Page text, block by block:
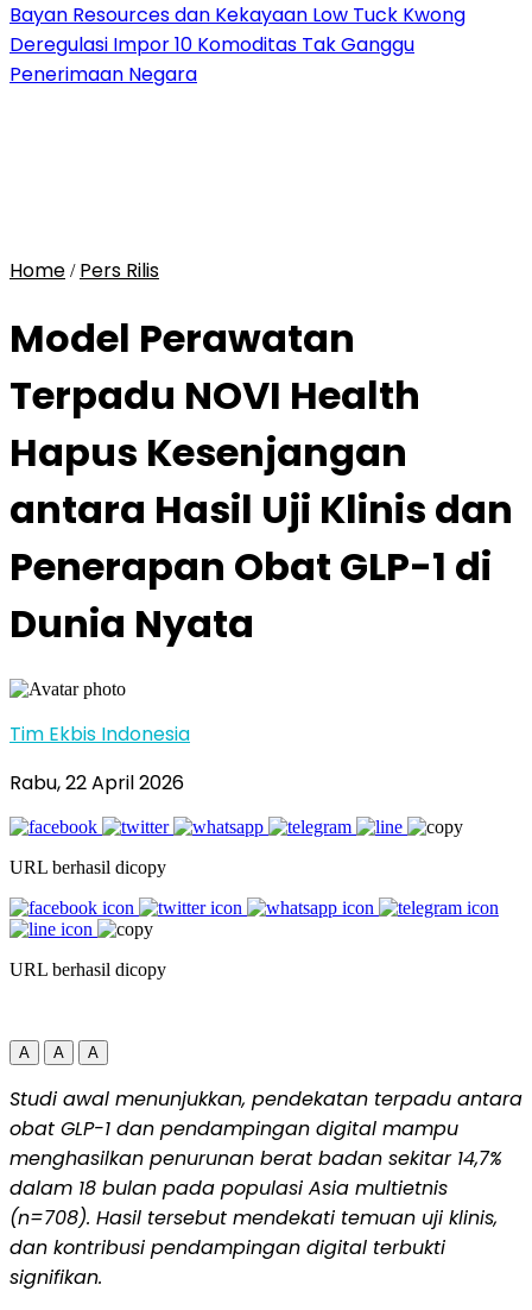
Bayan Resources dan Kekayaan Low Tuck Kwong
Deregulasi Impor 10 Komoditas Tak Ganggu
Penerimaan Negara
Home / Pers Rilis
Model Perawatan
Terpadu NOVI Health
Hapus Kesenjangan
antara Hasil Uji Klinis dan
Penerapan Obat GLP-1 di
Dunia Nyata
Tim Ekbis Indonesia
Rabu, 22 April 2026
URL berhasil dicopy
URL berhasil dicopy
A A A
Studi awal menunjukkan, pendekatan terpadu antara
obat GLP-1 dan pendampingan digital mampu
menghasilkan penurunan berat badan sekitar 14,7%
dalam 18 bulan pada populasi Asia multietnis
(n=708). Hasil tersebut mendekati temuan uji klinis,
dan kontribusi pendampingan digital terbukti
signifikan.